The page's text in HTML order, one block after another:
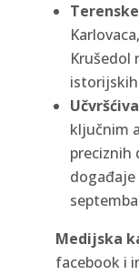
Krušedol
ključnim
preciznih
događaje
Medijska
facebook i